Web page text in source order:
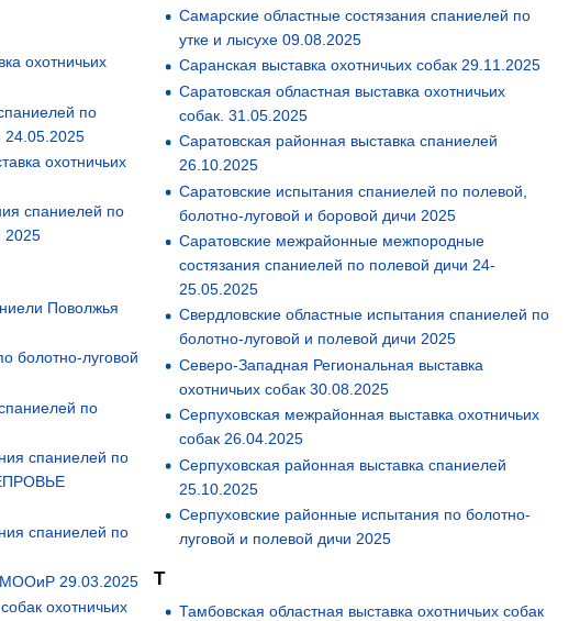
охотничьих
по
24.05.2025
охотничьих
спаниелей по
2025
Поволжья
болотно-луговой
по
спаниелей по
спаниелей по
МООиР 29.03.2025
охотничьих
Самарские областные состязания спаниелей по
утке и лысухе 09.08.2025
Саранская выставка охотничьих собак 29.11.2025
Саратовская областная выставка охотничьих
собак. 31.05.2025
Саратовская районная выставка спаниелей
26.10.2025
Саратовские испытания спаниелей по полевой,
болотно-луговой и боровой дичи 2025
Саратовские межрайонные межпородные
состязания спаниелей по полевой дичи 24-
25.05.2025
Свердловские областные испытания спаниелей по
болотно-луговой и полевой дичи 2025
Северо-Западная Региональная выставка
охотничьих собак 30.08.2025
Серпуховская межрайонная выставка охотничьих
собак 26.04.2025
Серпуховская районная выставка спаниелей
25.10.2025
Серпуховские районные испытания по болотно-
луговой и полевой дичи 2025
Т
Тамбовская областная выставка охотничьих собак